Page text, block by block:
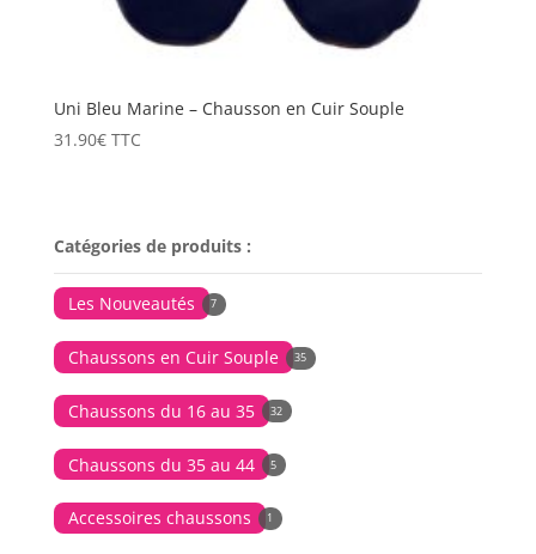
Uni Bleu Marine – Chausson en Cuir Souple
31.90€ TTC
Catégories de produits :
Les Nouveautés 7
Chaussons en Cuir Souple 35
Chaussons du 16 au 35 32
Chaussons du 35 au 44 5
Accessoires chaussons 1